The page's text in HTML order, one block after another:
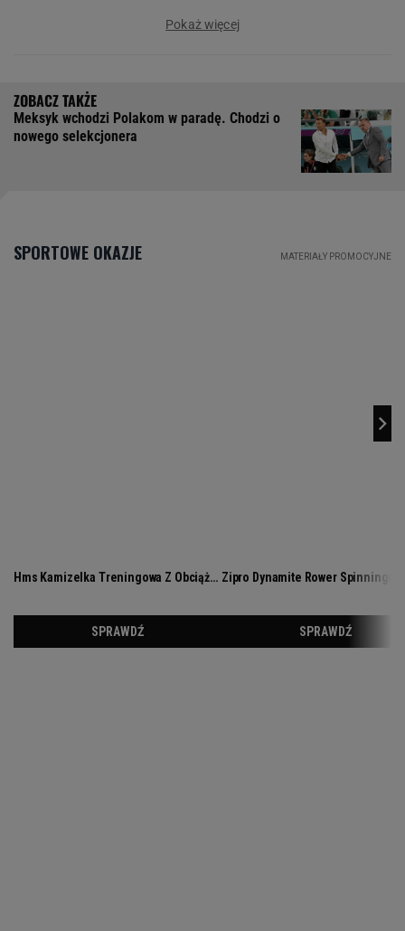
Pokaż więcej
Meksyk wchodzi Polakom w paradę. Chodzi o
nowego selekcjonera